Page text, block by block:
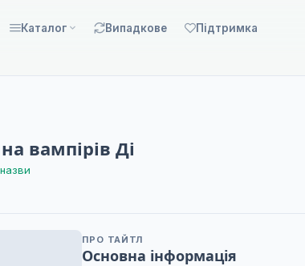
Каталог Випадкове Підтримка
вампірів Ді
ПРО ТАЙТЛ
Основна інформація